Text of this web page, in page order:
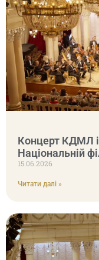
Концерт КДМЛ
Національній
15.06.2026
Читати далі »